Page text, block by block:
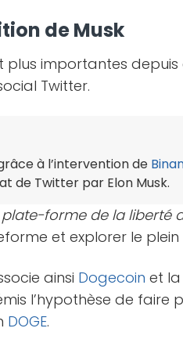
de Musk
plus importantes depuis
Twitter.
à l’intervention de
de Twitter par Elon Musk.
forme de la liberté
et explorer le
ainsi Dogecoin et
l’hypothèse de
DOGE.